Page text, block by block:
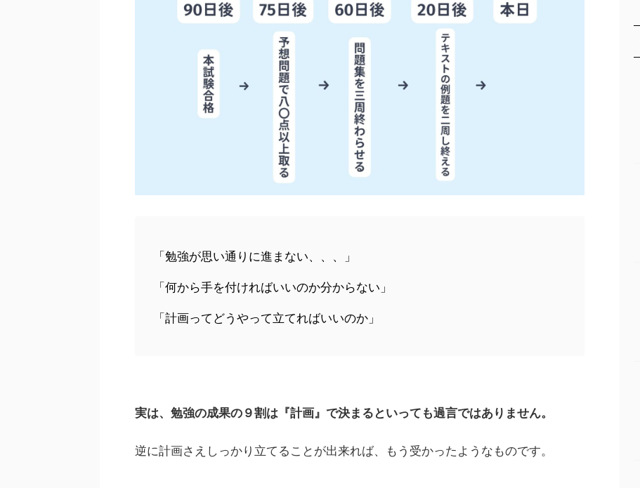
「勉強が思い通りに進まない、、、」
「何から手を付ければいいのか分からない」
「計画ってどうやって立てればいいのか」
実は、勉強の成果の９割は『計画』で決まるといっても過言ではありません。
逆に計画さえしっかり立てることが出来れば、もう受かったようなものです。